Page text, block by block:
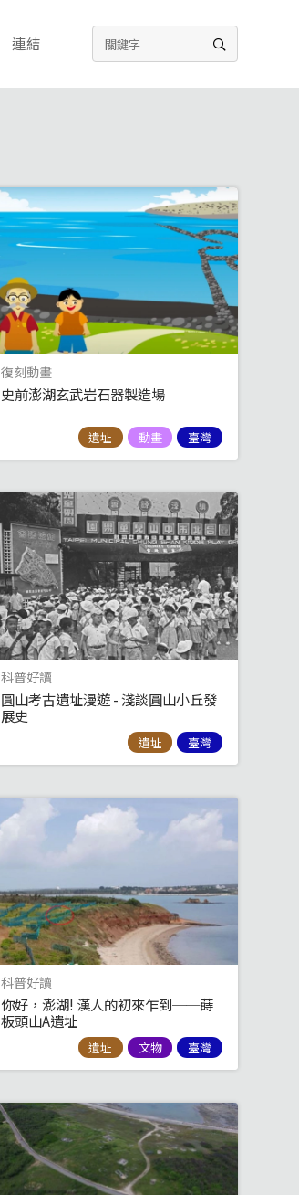
連結
復刻動畫
史前澎湖玄武岩石器製造場
遺址 動畫 臺灣
科普好讀
圓山考古遺址漫遊 - 淺談圓山小丘發
展史
遺址 臺灣
科普好讀
你好，澎湖! 漢人的初來乍到──蒔
板頭山A遺址
遺址 文物 臺灣